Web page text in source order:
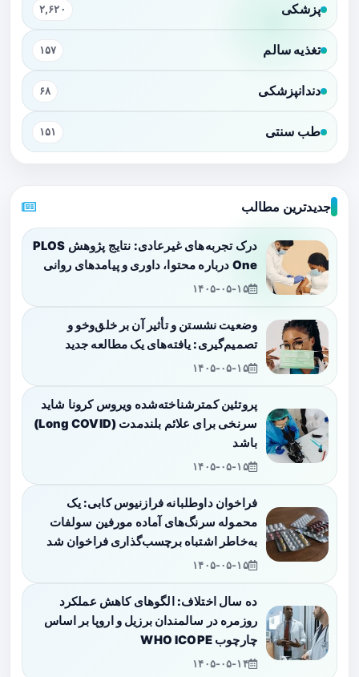
پزشکی ۲,۶۲۰
تغذیه سالم ۱۵۷
دندانپزشکی ۶۸
طب سنتی ۱۵۱
جدیدترین مطالب
درک تجربه‌های غیرعادی: نتایج پژوهش PLOS
One درباره محتوا، داوری و پیامدهای روانی
۱۴۰۵-۰۵-۱۵
وضعیت نشستن و تأثیر آن بر خلق‌وخو و
تصمیم‌گیری: یافته‌های یک مطالعه جدید
۱۴۰۵-۰۵-۱۵
پروتئین کمترشناخته‌شده ویروس کرونا شاید
سرنخی برای علائم بلندمدت (Long COVID)
باشد
۱۴۰۵-۰۵-۱۵
فراخوان داوطلبانه فرازنیوس کابی: یک
محموله سرنگ‌های آماده مورفین سولفات
به‌خاطر اشتباه برچسب‌گذاری فراخوان شد
۱۴۰۵-۰۵-۱۵
ده سال اختلاف: الگوهای کاهش عملکرد
روزمره در سالمندان برزیل و اروپا بر اساس
چارچوب WHO ICOPE
۱۴۰۵-۰۵-۱۴